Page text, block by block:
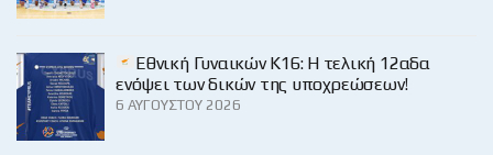
Εθνική Γυναικών Κ16: Η τελική 12αδα
ενόψει των δικών της υποχρεώσεων!
6 ΑΥΓΟΎΣΤΟΥ 2026